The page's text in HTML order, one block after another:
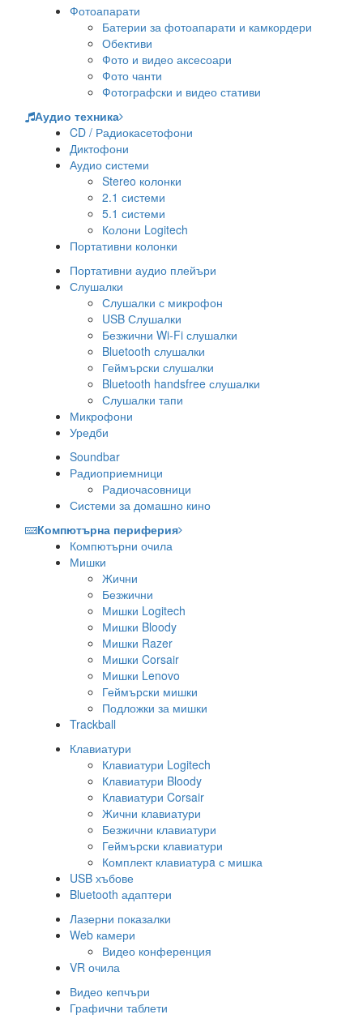
Фотоапарати
Батерии за фотоапарати и камкордери
Обективи
Фото и видео аксесоари
Фото чанти
Фотографски и видео стативи
Аудио техника
CD / Радиокасетофони
Диктофони
Аудио системи
Stereo колонки
2.1 системи
5.1 системи
Колони Logitech
Портативни колонки
Портативни аудио плейъри
Слушалки
Слушалки с микрофон
USB Слушалки
Безжични Wi-Fi слушалки
Bluetooth слушалки
Геймърски слушалки
Bluetooth handsfree слушалки
Слушалки тапи
Микрофони
Уредби
Soundbar
Радиоприемници
Радиочасовници
Системи за домашно кино
Компютърна периферия
Компютърни очила
Мишки
Жични
Безжични
Мишки Logitech
Мишки Bloody
Мишки Razer
Мишки Corsair
Мишки Lenovo
Геймърски мишки
Подложки за мишки
Trackball
Клавиатури
Клавиатури Logitech
Клавиатури Bloody
Клавиатури Corsair
Жични клавиатури
Безжични клавиатури
Геймърски клавиатури
Комплект клавиатурa с мишка
USB хъбове
Bluetooth адаптери
Лазерни показалки
Web камери
Видео конференция
VR очила
Видео кепчъри
Графични таблети